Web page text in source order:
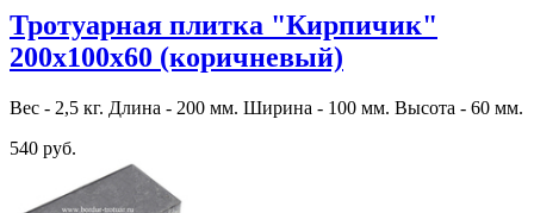
Тротуарная плитка "Кирпичик"
200х100х60 (коричневый)
Вес - 2,5 кг. Длина - 200 мм. Ширина - 100 мм. Высота - 60 мм.
540 руб.